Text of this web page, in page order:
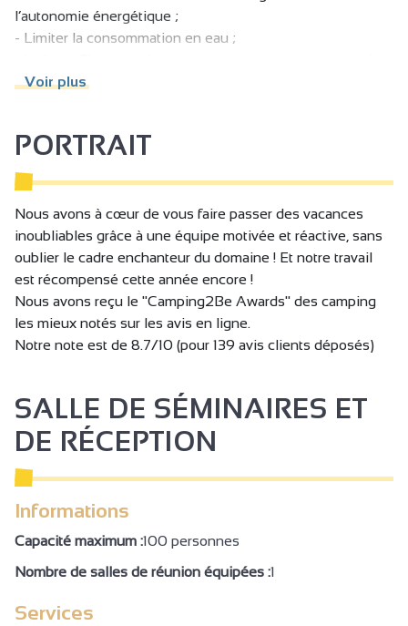
Barbecue
Billard
Espace aquatique ludique
Pataugeoire
Plage
Salle d'animation
Salle de jeux
Salle de réception
Boulodrome / Terrain de pétanque / Terrain de boule
de fort
Etang de pêche
Terrain de tennis
Base de canoë kayak/Aviron
Zone ludique
Salon de télévision
Restaurant
l’autonomie énergétique ;
- Limiter la consommation en eau ;
en qualité paysagère et du bâti ;
consommables.
Voir plus
PORTRAIT
Nous avons à cœur de vous faire passer des vacances
inoubliables grâce à une équipe motivée et réactive, sans
oublier le cadre enchanteur du domaine ! Et notre travail
est récompensé cette année encore !
Nous avons reçu le "Camping2Be Awards" des camping
les mieux notés sur les avis en ligne.
Notre note est de 8.7/10 (pour 139 avis clients déposés)
SALLE DE SÉMINAIRES ET
DE RÉCEPTION
Informations
Capacité maximum :100 personnes
Nombre de salles de réunion équipées :1
Services